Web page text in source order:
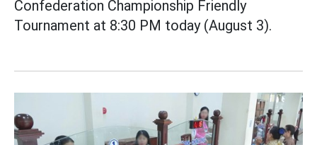
Confederation Championship Friendly
Tournament at 8:30 PM today (August 3).